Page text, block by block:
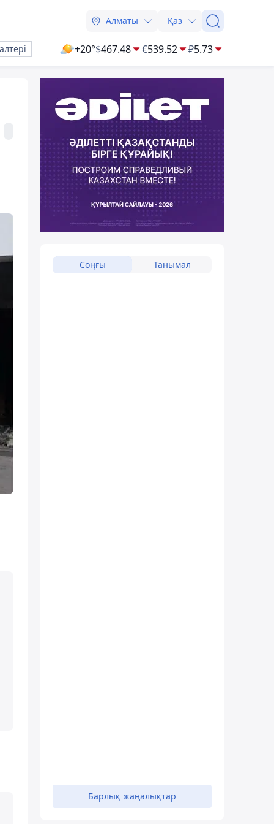
Алматы Қаз
+20°$467.48 €539.52 ₽5.73
Соңғы Танымал
Барлық жаңалықтар